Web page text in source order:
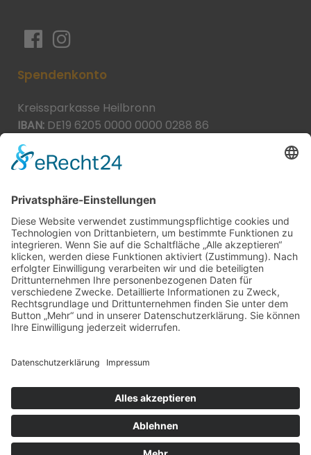
Spendenkonto
Kreissparkasse Heilbronn
IBAN: DE19 6205 0000 0000 0288 86
BIC:
Spende direkt via PayPal
JETZT SPENDEN
paypal@heilbronner-tierschutz.de
© 2021Systemhaus JOAM
Datenschutzerklärung